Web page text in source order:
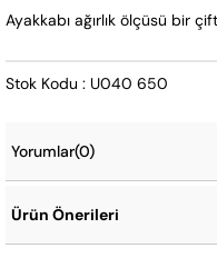
Ayakkabı ağırlık ölçüsü bir
Stok Kodu : U040 650
Yorumlar(0)
Ürün Önerileri